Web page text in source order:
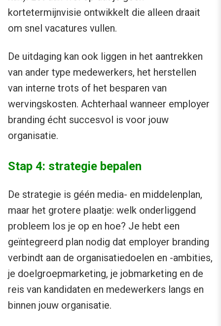
kortetermijnvisie ontwikkelt die alleen draait
om snel vacatures vullen.
De uitdaging kan ook liggen in het aantrekken
van ander type medewerkers, het herstellen
van interne trots of het besparen van
wervingskosten. Achterhaal wanneer employer
branding écht succesvol is voor jouw
organisatie.
Stap 4: strategie bepalen
De strategie is géén media- en middelenplan,
maar het grotere plaatje: welk onderliggend
probleem los je op en hoe? Je hebt een
geïntegreerd plan nodig dat employer branding
verbindt aan de organisatiedoelen en -ambities,
je doelgroepmarketing, je jobmarketing en de
reis van kandidaten en medewerkers langs en
binnen jouw organisatie.